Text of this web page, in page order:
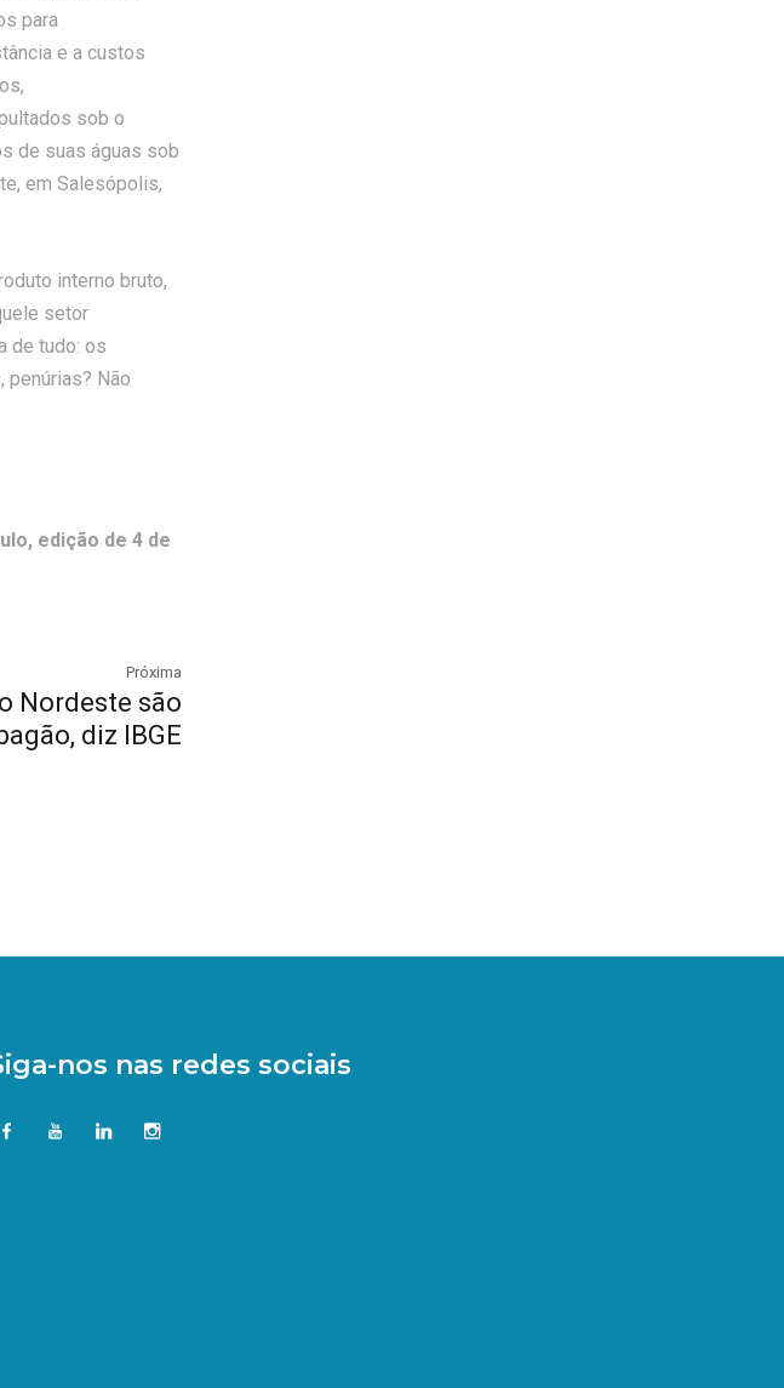
para
e a custos
sob o
de suas águas sob
em Salesópolis,
interno bruto,
setor
de tudo: os
penúrias? Não
edição de 4 de
Próxima
Nordeste são
diz IBGE
nos nas redes sociais